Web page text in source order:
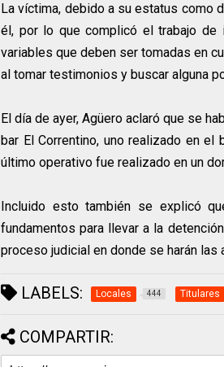
La víctima, debido a su estatus como
él, por lo que complicó el trabajo de
variables que deben ser tomadas en
al tomar testimonios y buscar alguna
El día de ayer, Agüero aclaró que se
bar El Correntino, uno realizado en
último operativo fue realizado en un
Incluido esto también se explicó
fundamentos para llevar a la
proceso judicial en donde se harán las
LABELS: Locales 444 Titulares
COMPARTIR: